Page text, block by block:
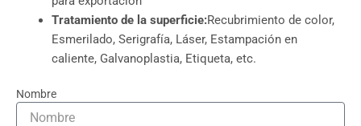
Tratamiento de la superficie:Recubrimiento de color,
Esmerilado, Serigrafía, Láser, Estampación en
caliente, Galvanoplastia, Etiqueta, etc.
Nombre